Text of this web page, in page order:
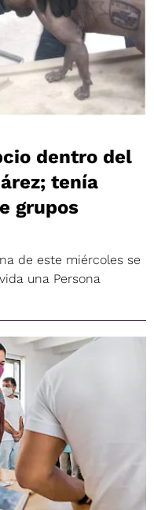
dentro del
tenía
grupos
de este miércoles se
una Persona